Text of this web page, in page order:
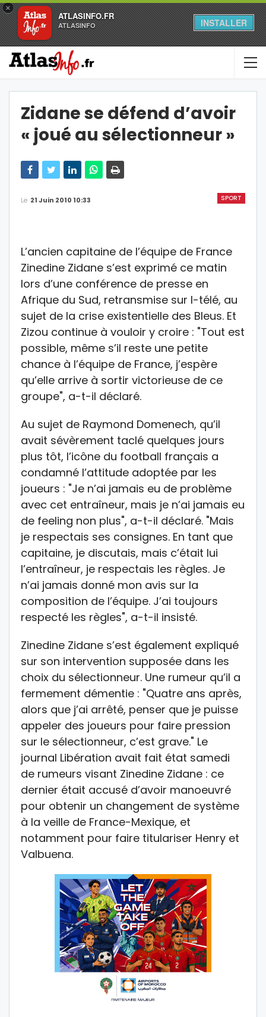
×
ATLASINFO.FR
ATLASINFO INSTALLER
Zidane se défend d’avoir
« joué au sélectionneur »
SPORT
Le 21 Juin 2010 10:33
L’ancien capitaine de l’équipe de France
Zinedine Zidane s’est exprimé ce matin
lors d’une conférence de presse en
Afrique du Sud, retransmise sur I-télé, au
sujet de la crise existentielle des Bleus. Et
Zizou continue à vouloir y croire : "Tout est
possible, même s’il reste une petite
chance à l’équipe de France, j’espère
qu’elle arrive à sortir victorieuse de ce
groupe", a-t-il déclaré.
Au sujet de Raymond Domenech, qu’il
avait sévèrement taclé quelques jours
plus tôt, l’icône du football français a
condamné l’attitude adoptée par les
joueurs : "Je n’ai jamais eu de problème
avec cet entraîneur, mais je n’ai jamais eu
de feeling non plus", a-t-il déclaré. "Mais
je respectais ses consignes. En tant que
capitaine, je discutais, mais c’était lui
l’entraîneur, je respectais les règles. Je
n’ai jamais donné mon avis sur la
composition de l’équipe. J’ai toujours
respecté les règles", a-t-il insisté.
Zinedine Zidane s’est également expliqué
sur son intervention supposée dans les
choix du sélectionneur. Une rumeur qu’il a
fermement démentie : "Quatre ans après,
alors que j’ai arrêté, penser que je puisse
appeler des joueurs pour faire pression
sur le sélectionneur, c’est grave." Le
journal Libération avait fait état samedi
de rumeurs visant Zinedine Zidane : ce
dernier était accusé d’avoir manoeuvré
pour obtenir un changement de système
à la veille de France-Mexique, et
notamment pour faire titulariser Henry et
Valbuena.